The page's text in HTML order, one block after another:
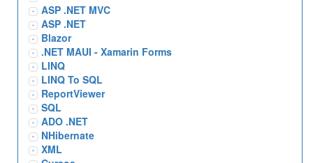
ASP .NET MVC
ASP .NET
Blazor
.NET MAUI - Xamarin Forms
LINQ
LINQ To SQL
ReportViewer
SQL
ADO .NET
NHibernate
XML